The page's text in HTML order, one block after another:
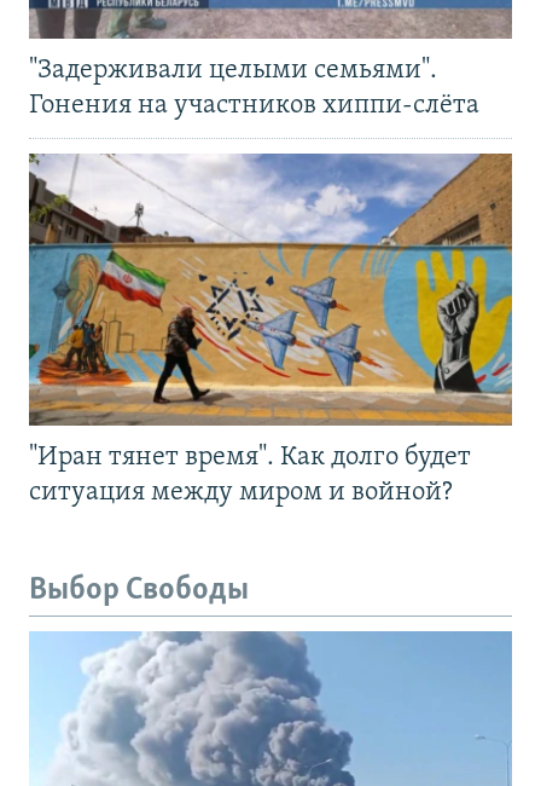
"Задерживали целыми семьями".
Гонения на участников хиппи-слёта
"Иран тянет время". Как долго будет
ситуация между миром и войной?
Выбор Свободы